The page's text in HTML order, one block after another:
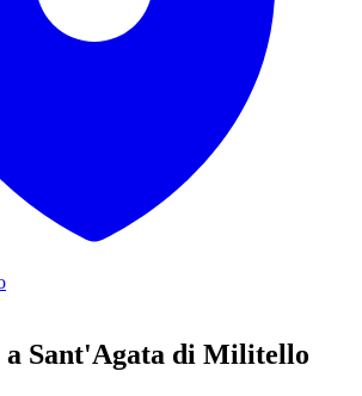
a Sant'Agata di Militello